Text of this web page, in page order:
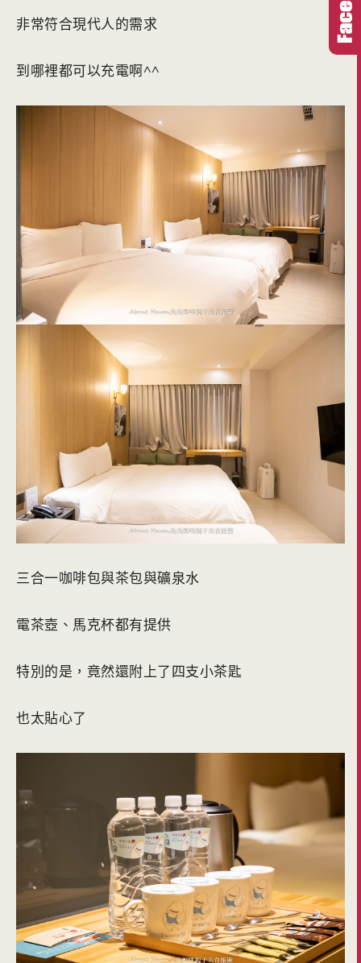
非常符合現代人的需求
到哪裡都可以充電啊^^
三合一咖啡包與茶包與礦泉水
電茶壺、馬克杯都有提供
特別的是，竟然還附上了四支小茶匙
也太貼心了